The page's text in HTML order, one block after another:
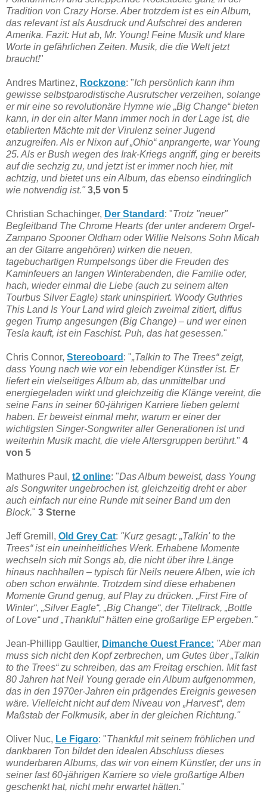
Tradition von Crazy Horse. Aber trotzdem ist es ein Album,
das relevant ist als Ausdruck und Aufschrei des anderen
Amerika. Fazit: Hut ab, Mr. Young! Feine Musik und klare
Worte in gefährlichen Zeiten. Musik, die die Welt jetzt
braucht!"
Andres Martinez, Rockzone: "Ich persönlich kann ihm
gewisse selbstparodistische Ausrutscher verzeihen, solange
er mir eine so revolutionäre Hymne wie „Big Change“ bieten
kann, in der ein alter Mann immer noch in der Lage ist, die
etablierten Mächte mit der Virulenz seiner Jugend
anzugreifen. Als er Nixon auf „Ohio“ anprangerte, war Young
25. Als er Bush wegen des Irak-Kriegs angriff, ging er bereits
auf die sechzig zu, und jetzt ist er immer noch hier, mit
achtzig, und bietet uns ein Album, das ebenso eindringlich
wie notwendig ist." 3,5 von 5
Christian Schachinger, Der Standard : "Trotz "neuer"
Begleitband The Chrome Hearts (der unter anderem Orgel-
Zampano Spooner Oldham oder Willie Nelsons Sohn Micah
an der Gitarre angehören) wirken die neuen,
tagebuchartigen Rumpelsongs über die Freuden des
Kaminfeuers an langen Winterabenden, die Familie oder,
hach, wieder einmal die Liebe (auch zu seinem alten
Tourbus Silver Eagle) stark uninspiriert. Woody Guthries
This Land Is Your Land wird gleich zweimal zitiert, diffus
gegen Trump angesungen (Big Change) – und wer einen
Tesla kauft, ist ein Faschist. Puh, das hat gesessen."
Chris Connor, Stereoboard : "„Talkin to The Trees“ zeigt,
dass Young nach wie vor ein lebendiger Künstler ist. Er
liefert ein vielseitiges Album ab, das unmittelbar und
energiegeladen wirkt und gleichzeitig die Klänge vereint, die
seine Fans in seiner 60-jährigen Karriere lieben gelernt
haben. Er beweist einmal mehr, warum er einer der
wichtigsten Singer-Songwriter aller Generationen ist und
weiterhin Musik macht, die viele Altersgruppen berührt." 4
von 5
Mathures Paul, t2 online: "Das Album beweist, dass Young
als Songwriter ungebrochen ist, gleichzeitig dreht er aber
auch einfach nur eine Runde mit seiner Band um den
Block." 3 Sterne
Jeff Gremill, Old Grey Cat: "Kurz gesagt: „Talkin' to the
Trees“ ist ein uneinheitliches Werk. Erhabene Momente
wechseln sich mit Songs ab, die nicht über ihre Länge
hinaus nachhallen – typisch für Neils neuere Alben, wie ich
oben schon erwähnte. Trotzdem sind diese erhabenen
Momente Grund genug, auf Play zu drücken. „First Fire of
Winter“, „Silver Eagle“, „Big Change“, der Titeltrack, „Bottle
of Love“ und „Thankful“ hätten eine großartige EP ergeben."
Jean-Phillipp Gaultier, Dimanche Ouest France: "Aber man
muss sich nicht den Kopf zerbrechen, um Gutes über „Talkin
to the Trees“ zu schreiben, das am Freitag erschien. Mit fast
80 Jahren hat Neil Young gerade ein Album aufgenommen,
das in den 1970er-Jahren ein prägendes Ereignis gewesen
wäre. Vielleicht nicht auf dem Niveau von „Harvest“, dem
Maßstab der Folkmusik, aber in der gleichen Richtung."
Oliver Nuc, Le Figaro: "Thankful mit seinem fröhlichen und
dankbaren Ton bildet den idealen Abschluss dieses
wunderbaren Albums, das wir von einem Künstler, der uns in
seiner fast 60-jährigen Karriere so viele großartige Alben
geschenkt hat, nicht mehr erwartet hätten."